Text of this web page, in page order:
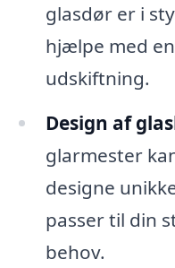
glasdør er i
hjælpe med
udskiftning.
Design af
glarmester
designe
passer til din
behov.